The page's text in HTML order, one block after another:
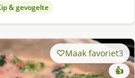
& gevogelte
Maak favoriet3
👍